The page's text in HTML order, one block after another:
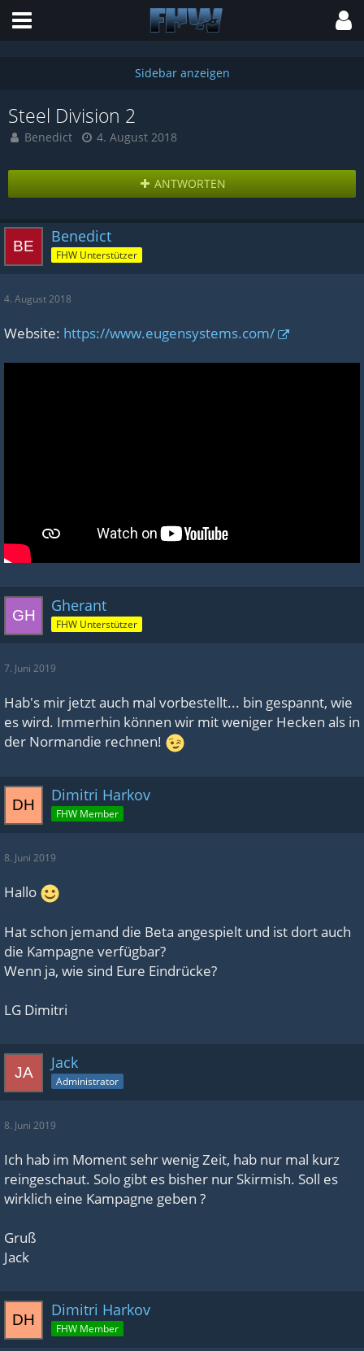
Steel Division 2
Benedict 4. August 2018
ANTWORTEN
Benedict
FHW Unterstützer
4. August 2018
Website: https://www.eugensystems.com/
Gherant
FHW Unterstützer
7. Juni 2019
Hab's mir jetzt auch mal vorbestellt... bin gespannt, wie
es wird. Immerhin können wir mit weniger Hecken als in
der Normandie rechnen!
Dimitri Harkov
FHW Member
8. Juni 2019
Hallo
Hat schon jemand die Beta angespielt und ist dort auch
die Kampagne verfügbar?
Wenn ja, wie sind Eure Eindrücke?
LG Dimitri
Jack
Administrator
8. Juni 2019
Ich hab im Moment sehr wenig Zeit, hab nur mal kurz
reingeschaut. Solo gibt es bisher nur Skirmish. Soll es
wirklich eine Kampagne geben ?
Gruß
Jack
Dimitri Harkov
FHW Member